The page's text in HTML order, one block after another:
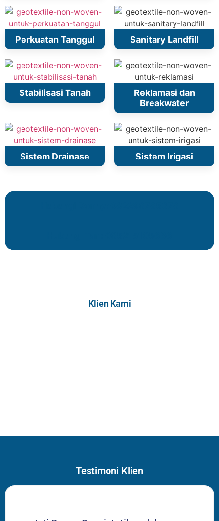
Perkuatan Tanggul Sanitary Landfill
Stabilisasi Tanah
Reklamasi dan
Breakwater
Sistem Drainase Sistem Irigasi
Klien Kami
Testimoni Klien